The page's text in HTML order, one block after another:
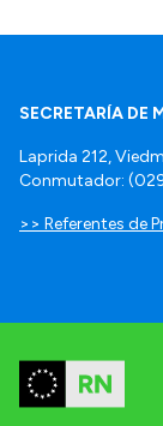
SECRETARÍA DE
Laprida 212,
Conmutador:
>> Referentes de